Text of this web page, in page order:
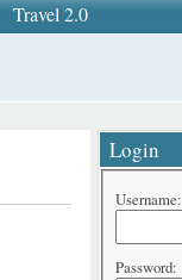
Travel 2.0
Login
Username:
Password: